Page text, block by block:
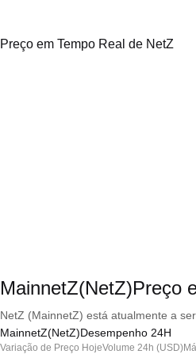
Preço em Tempo Real de NetZ
MainnetZ(NetZ)Preço
NetZ (MainnetZ) está atualmente a
MainnetZ(NetZ)Desempenho 24H
Variação de Preço HojeVolume 24h (USD)